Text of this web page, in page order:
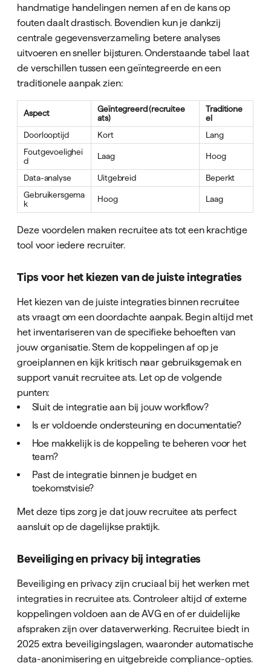
handmatige handelingen nemen af en de kans op
fouten daalt drastisch. Bovendien kun je dankzij
centrale gegevensverzameling betere analyses
uitvoeren en sneller bijsturen. Onderstaande tabel laat
de verschillen tussen een geïntegreerde en een
traditionele aanpak zien:
Aspect
Geïntegreerd (recruitee
ats)
Traditione
el
Doorlooptijd
Kort
Lang
Foutgevoelighei
d
Laag Hoog
Data-analyse Uitgebreid
Beperkt
Gebruikersgema
k
Hoog Laag
Deze voordelen maken recruitee ats tot een krachtige
tool voor iedere recruiter.
Tips voor het kiezen van de juiste integraties
Het kiezen van de juiste integraties binnen recruitee
ats vraagt om een doordachte aanpak. Begin altijd met
het inventariseren van de specifieke behoeften van
jouw organisatie. Stem de koppelingen af op je
groeiplannen en kijk kritisch naar gebruiksgemak en
support vanuit recruitee ats. Let op de volgende
punten:
Sluit de integratie aan bij jouw workflow?
Is er voldoende ondersteuning en documentatie?
Hoe makkelijk is de koppeling te beheren voor het
team?
Past de integratie binnen je budget en
toekomstvisie?
Met deze tips zorg je dat jouw recruitee ats perfect
aansluit op de dagelijkse praktijk.
Beveiliging en privacy bij integraties
Beveiliging en privacy zijn cruciaal bij het werken met
integraties in recruitee ats. Controleer altijd of externe
koppelingen voldoen aan de AVG en of er duidelijke
afspraken zijn over dataverwerking. Recruitee biedt in
2025 extra beveiligingslagen, waaronder automatische
data-anonimisering en uitgebreide compliance-opties.